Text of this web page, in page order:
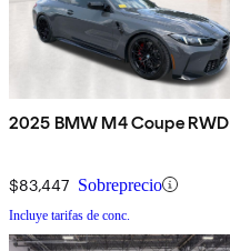
2025 BMW M4 Coupe RWD
$83,447 Sobreprecio
Incluye tarifas de conc.